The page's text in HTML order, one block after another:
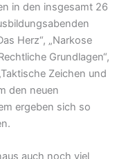
in den insgesamt 26
Herz“, „Narkose
Grundlagen“,
Zeichen und
den neuen
ergeben sich so